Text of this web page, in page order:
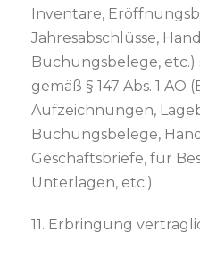
Inventare,
Jahresabschlüsse,
Buchungsbelege, etc.)
gemäß § 147 Abs. 1 AO
Aufzeichnungen,
Buchungsbelege,
Geschäftsbriefe, für
Unterlagen, etc.).
11. Erbringung